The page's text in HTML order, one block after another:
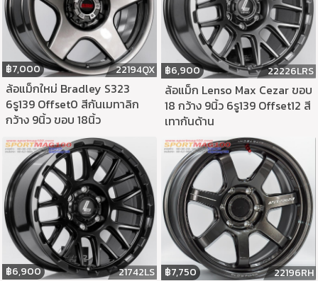
฿7,000 22194QX
ล้อแม็กใหม่ Bradley S323
6รู139 Offset0 สีกันเมทาลิก
กว้าง 9นิ้ว ขอบ 18นิ้ว
฿6,900 22226LRS
ล้อแม็ก Lenso Max Cezar ขอบ
18 กว้าง 9นิ้ว 6รู139 Offset12 สี
เทากันด้าน
฿6,900 21742LS ฿7,750 22196RH